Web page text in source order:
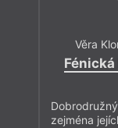
Věra
zejména